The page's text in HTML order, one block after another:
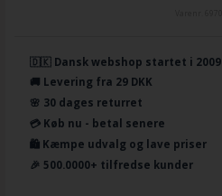
🇩🇰 Dansk webshop startet i 2009
🚚 Levering fra 29 DKK
🌸 30 dages returret
💳 Køb nu - betal senere
🛍️ Kæmpe udvalg og lave priser
🎉 500.0000+ tilfredse kunder